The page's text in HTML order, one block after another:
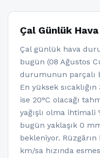
Çal Günlük
Çal günlük hava
bugün (08 Ağustos
durumunun parçalı
En yüksek
ise 20°C olacağı
yağışlı olma ihtimali
bugün yaklaşık 0
bekleniyor.
km/sa hızında